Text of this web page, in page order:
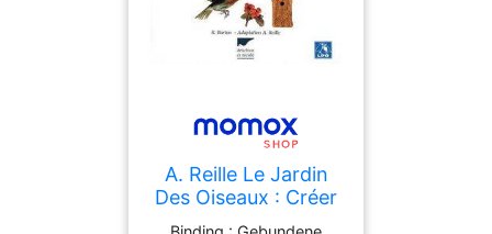
A. Reille Le Jardin
Des Oiseaux : Créer
Chez Soi Un Refuge